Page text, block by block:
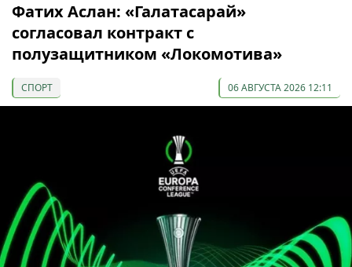
Фатих Аслан: «Галатасарай»
согласовал контракт с
полузащитником «Локомотива»
СПОРТ 06 АВГУСТА 2026 12:11